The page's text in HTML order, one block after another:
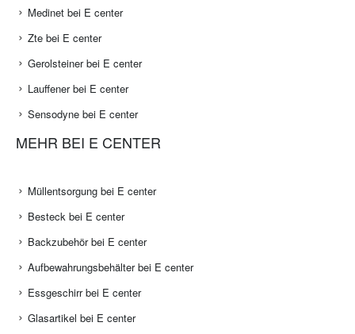
Medinet bei E center
Zte bei E center
Gerolsteiner bei E center
Lauffener bei E center
Sensodyne bei E center
MEHR BEI E CENTER
Müllentsorgung bei E center
Besteck bei E center
Backzubehör bei E center
Aufbewahrungsbehälter bei E center
Essgeschirr bei E center
Glasartikel bei E center